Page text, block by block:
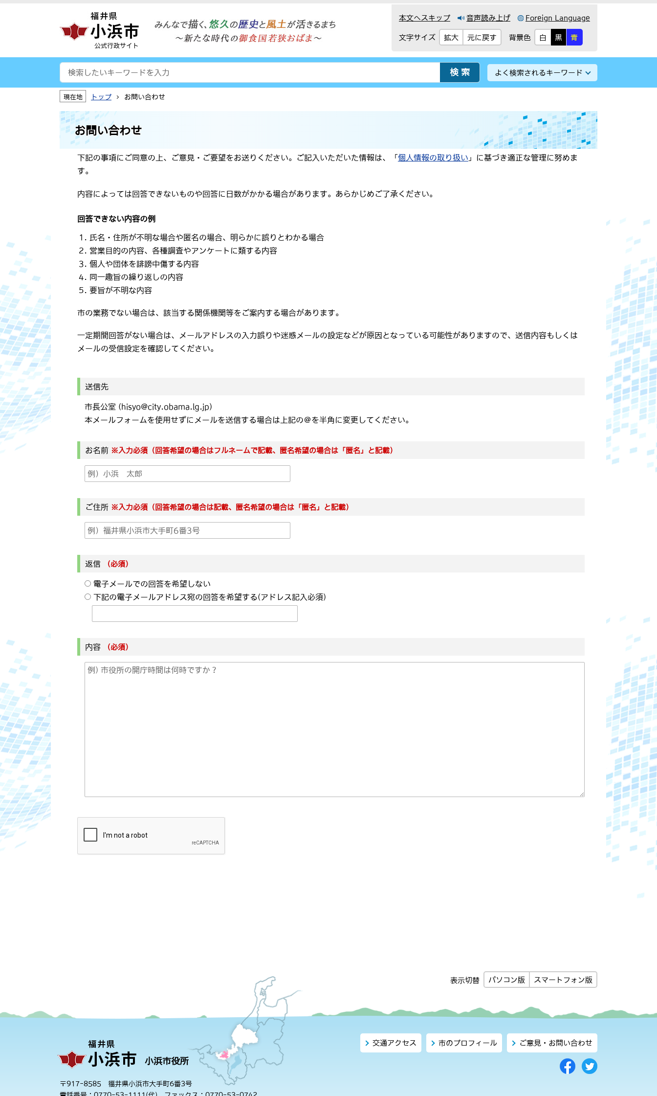
公式行政サイト
本文へスキップ 音声読み上げ Foreign Language
文字サイズ 拡大 元に戻す 背景色 白 黒 青
よく検索されるキーワード
現在地 トップ お問い合わせ
お問い合わせ
下記の事項にご同意の上、ご意見・ご要望をお送りください。ご記入いただいた情報は、「 個人情報の取り扱い 」に基づき適正な管理に努めま
す。
内容によっては回答できないものや回答に日数がかかる場合があります。あらかじめご了承ください。
回答できない内容の例
氏名・住所が不明な場合や匿名の場合、明らかに誤りとわかる場合
営業目的の内容、各種調査やアンケートに類する内容
個人や団体を誹謗中傷する内容
同一趣旨の繰り返しの内容
要旨が不明な内容
市の業務でない場合は、該当する関係機関等をご案内する場合があります。
一定期間回答がない場合は、メールアドレスの入力誤りや迷惑メールの設定などが原因となっている可能性がありますので、送信内容もしくは
メールの受信設定を確認してください。
送信先
市長公室 (hisyo@city.obama.lg.jp)
本メールフォームを使用せずにメールを送信する場合は上記の＠を半角に変更してください。
お名前 ※入力必須（回答希望の場合はフルネームで記載、匿名希望の場合は「匿名」と記載）
ご住所 ※入力必須（回答希望の場合は記載、匿名希望の場合は「匿名」と記載）
返信 （必須）
電子メールでの回答を希望しない
下記の電子メールアドレス宛の回答を希望する(アドレス記入必須)
内容 （必須）
表示切替 パソコン版 スマートフォン版
小浜市役所
〒917-8585 福井県小浜市大手町6番3号
交通アクセス 市のプロフィール ご意見・お問い合わせ